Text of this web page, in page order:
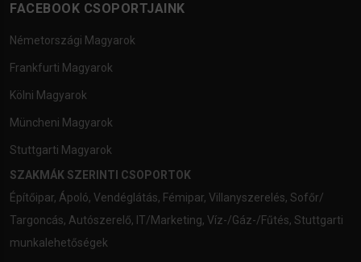
FACEBOOK CSOPORTJAINK
Németországi Magyarok
Frankfurti Magyarok
Kölni Magyarok
Müncheni Magyarok
Stuttgarti Magyarok
SZAKMÁK SZERINTI CSOPORTOK
Építőipar, Ápoló, Vendéglátás, Fémipar, Villanyszerelés, Sofőr/
Targoncás, Autószerelő, IT/Marketing, Víz-/Gáz-/Fűtés, Stuttgarti
munkalehetőségek